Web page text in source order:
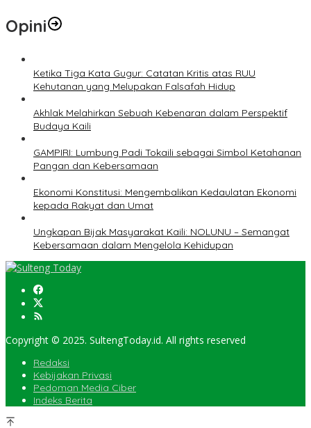
Opini
Ketika Tiga Kata Gugur: Catatan Kritis atas RUU
Kehutanan yang Melupakan Falsafah Hidup
Akhlak Melahirkan Sebuah Kebenaran dalam Perspektif
Budaya Kaili
GAMPIRI: Lumbung Padi Tokaili sebagai Simbol Ketahanan
Pangan dan Kebersamaan
Ekonomi Konstitusi: Mengembalikan Kedaulatan Ekonomi
kepada Rakyat dan Umat
Ungkapan Bijak Masyarakat Kaili: NOLUNU – Semangat
Kebersamaan dalam Mengelola Kehidupan
Copyright © 2025. SultengToday.id. All rights reserved
Redaksi
Kebijakan Privasi
Pedoman Media Ciber
Indeks Berita